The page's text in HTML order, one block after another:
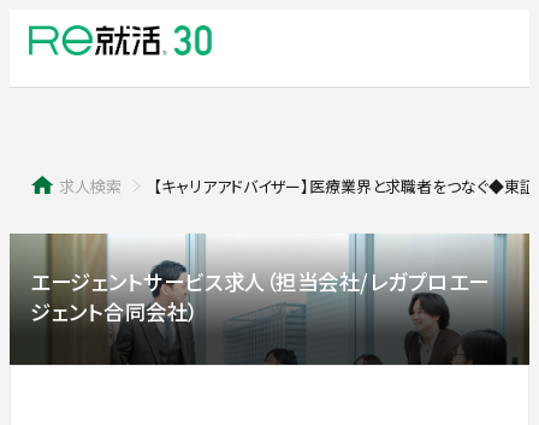
求人検索 【キャリアアドバイザー】医療業界と求職者をつなぐ◆
エージェントサービス求人（担当会社/レガプロエー
ジェント合同会社）